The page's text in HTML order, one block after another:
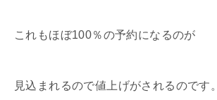
これもほぼ100％の予約になるのが
見込まれるので値上げがされるのです。